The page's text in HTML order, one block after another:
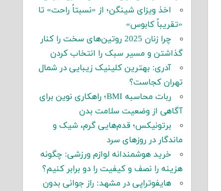
اخذ ویزای شینگن؛ از «نسبتاً راحت» تا
«تقریباً کابوس»
چرا زنان 2025 روتین‌های سخت را کنار
گذاشتن و مسیر سبک را انتخاب کردن
آدری: بهترین کلینیک زیبایی در شمال
تهران کجاست؟
ربات محاسبه BMI؛ راهکاری نوین برای
آگاهی از وضعیت سلامت بدن
برتونیکس؛ قدم‌هایی گرم، شیک و
ماندگار در روزهای سرد
خرید هوشمندانه لوازم ورزشی: چگونه
هزینه را نصف و کیفیت را دو برابر کنیم؟
هایفوتراپی در مشهد: راز جوانی بدون